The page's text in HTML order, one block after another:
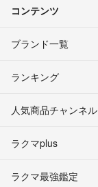
コンテンツ
ブランド一覧
ランキング
人気商品チャンネル
ラクマplus
ラクマ最強鑑定